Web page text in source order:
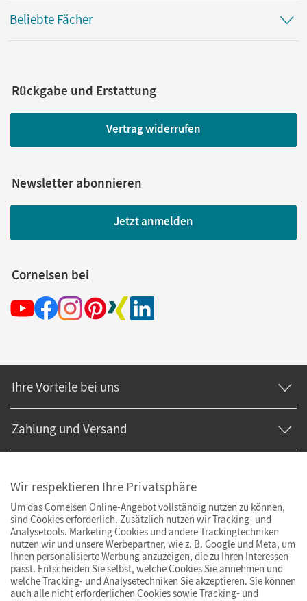
Beliebte Fächer
Rückgabe und Erstattung
Vertrag widerrufen
Newsletter abonnieren
Jetzt anmelden
Cornelsen bei
Ihre Vorteile bei uns
Zahlung und Versand
Wir respektieren Ihre Privatsphäre
Um das Cornelsen Online-Angebot vollständig nutzen zu können,
sind Cookies erforderlich. Zusätzlich nutzen wir Tracking- und
Analysetools. Marketing Cookies und andere Trackingtechniken
nutzen wir und unsere Werbepartner, wie z. B. Google und Meta, um
Ihnen personalisierte Werbung anzuzeigen, die zu Ihren Interessen
passt. Entscheiden Sie selbst, welche Cookies Sie annehmen und
welche Tracking- und Analysetechniken Sie akzeptieren. Sie können
auch alle nicht erforderlichen Cookies sowie Tracking- und